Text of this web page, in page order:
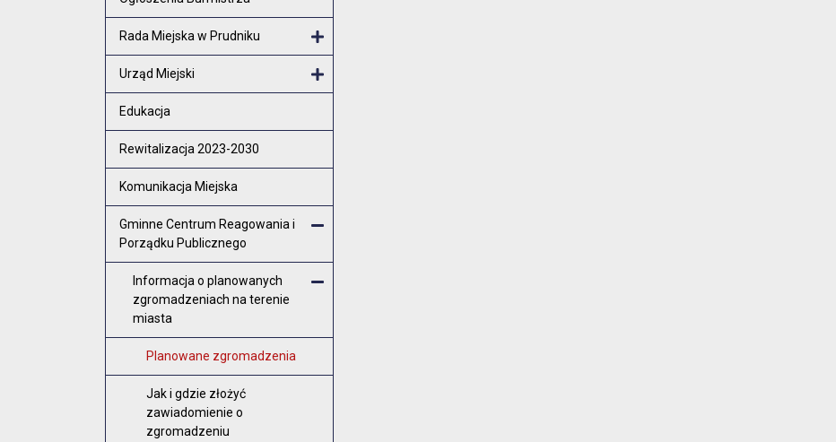
Rada Miejska w Prudniku
Urząd Miejski
Edukacja
Rewitalizacja 2023-2030
Komunikacja Miejska
Gminne Centrum Reagowania i
Porządku Publicznego
Informacja o planowanych
zgromadzeniach na terenie
miasta
Planowane zgromadzenia
Jak i gdzie złożyć
zawiadomienie o
zgromadzeniu